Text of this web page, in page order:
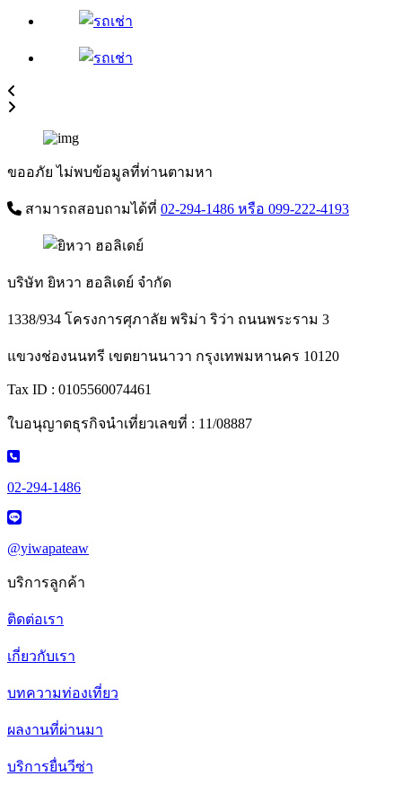
ขออภัย ไม่พบข้อมูลที่ท่านตามหา
สามารถสอบถามได้ที่ 02-294-1486 หรือ 099-222-4193
บริษัท ยิหวา ฮอลิเดย์ จำกัด
1338/934 โครงการศุภาลัย พริม่า ริว่า ถนนพระราม 3
แขวงช่องนนทรี เขตยานนาวา กรุงเทพมหานคร 10120
Tax ID : 0105560074461
ใบอนุญาตธุรกิจนำเที่ยวเลขที่ : 11/08887
02-294-1486
@yiwapateaw
บริการลูกค้า
ติดต่อเรา
เกี่ยวกับเรา
บทความท่องเที่ยว
ผลงานที่ผ่านมา
บริการยื่นวีซ่า